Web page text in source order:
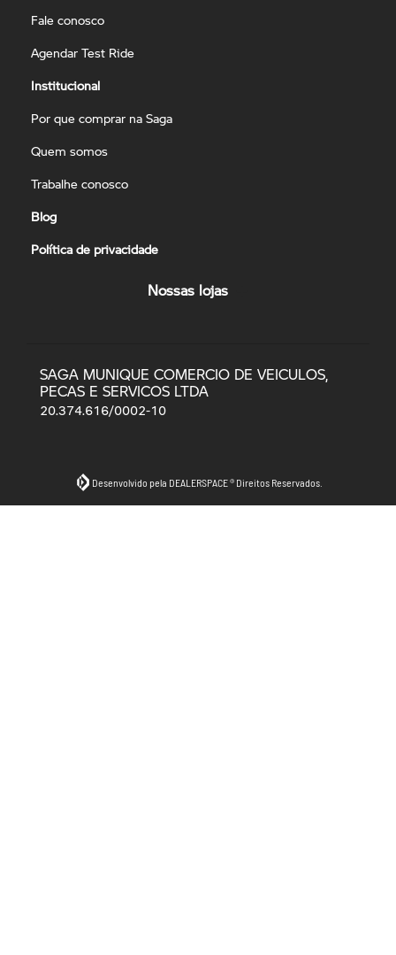
Fale conosco
Agendar Test Ride
Institucional
Por que comprar na Saga
Quem somos
Trabalhe conosco
Blog
Política de privacidade
Nossas lojas
SAGA MUNIQUE COMERCIO DE VEICULOS,
PECAS E SERVICOS LTDA
20.374.616/0002-10
Desenvolvido pela DEALERSPACE ® Direitos Reservados.